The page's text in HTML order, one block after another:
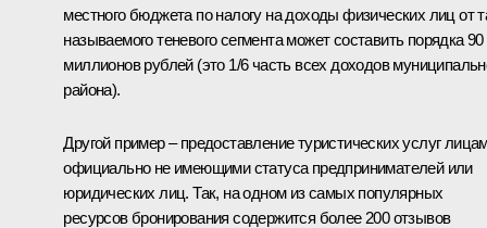
местного бюджета по налогу на доходы физических лиц от
называемого теневого сегмента может составить порядка 90
миллионов рублей (это 1/6 часть всех доходов
района).
Другой пример – предоставление туристических услуг
официально не имеющими статуса предпринимателей или
юридических лиц. Так, на одном из самых популярных
ресурсов бронирования содержится более 200 отзывов